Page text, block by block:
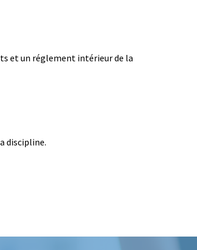
et un réglement intérieur de la
discipline.